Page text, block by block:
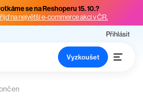
se na Reshoperu 15. 10.?
na největší e-commerce akci v ČR.
Přihlásit
Vyzkoušet